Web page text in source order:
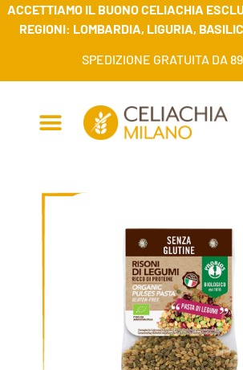
ACCETTIAMO IL BUONO CELIACHIA
REGIONI: LOMBARDIA, LIGURIA,
SPEDIZIONE GRATUITA DA